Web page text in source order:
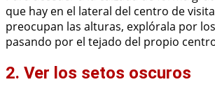
que hay en el lateral del centro de
preocupan las alturas, explórala por
pasando por el tejado del propio
2. Ver los setos oscuros